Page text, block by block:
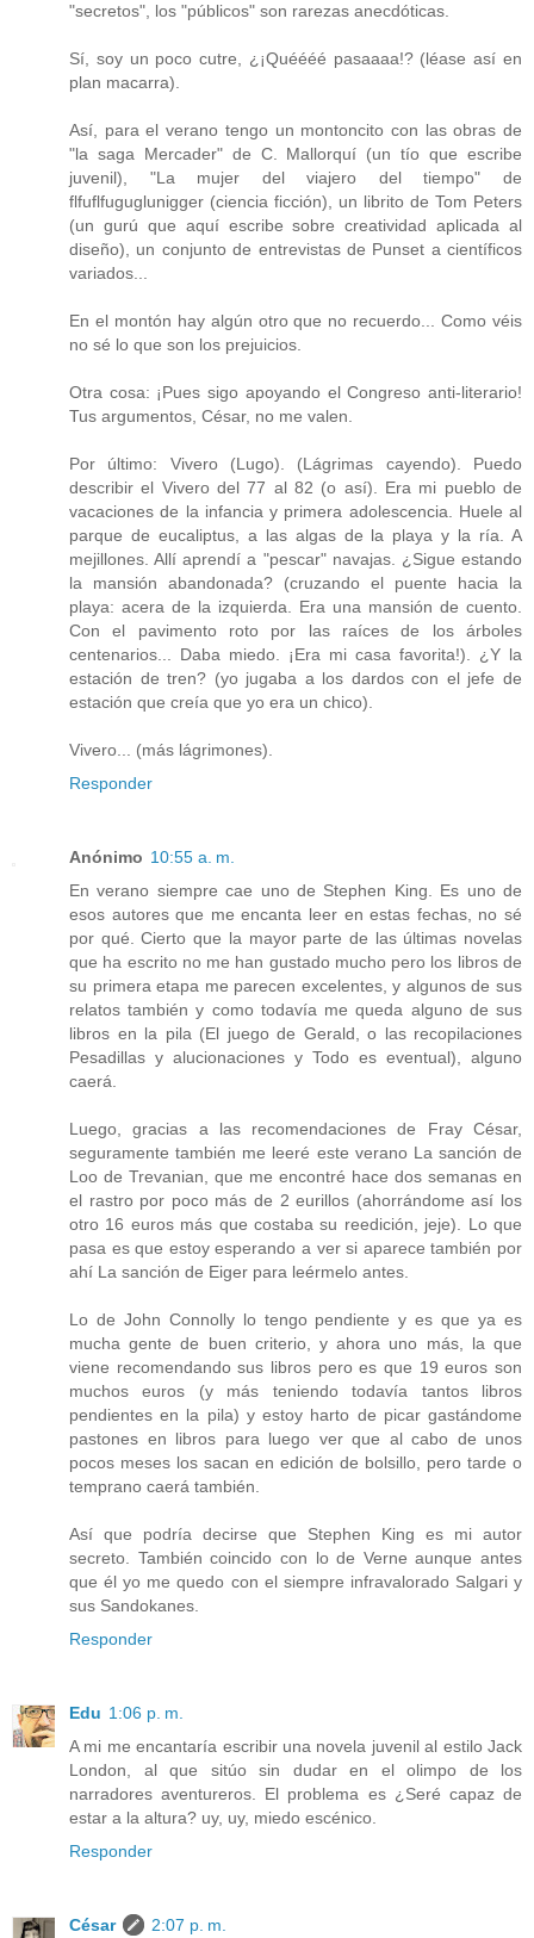
"secretos", los "públicos" son rarezas anecdóticas.
Sí, soy un poco cutre, ¿¡Quéééé pasaaaa!? (léase así en
plan macarra).
Así, para el verano tengo un montoncito con las obras de
"la saga Mercader" de C. Mallorquí (un tío que escribe
juvenil), "La mujer del viajero del tiempo" de
flfuflfuguglunigger (ciencia ficción), un librito de Tom Peters
(un gurú que aquí escribe sobre creatividad aplicada al
diseño), un conjunto de entrevistas de Punset a científicos
variados...
En el montón hay algún otro que no recuerdo... Como véis
no sé lo que son los prejuicios.
Otra cosa: ¡Pues sigo apoyando el Congreso anti-literario!
Tus argumentos, César, no me valen.
Por último: Vivero (Lugo). (Lágrimas cayendo). Puedo
describir el Vivero del 77 al 82 (o así). Era mi pueblo de
vacaciones de la infancia y primera adolescencia. Huele al
parque de eucaliptus, a las algas de la playa y la ría. A
mejillones. Allí aprendí a "pescar" navajas. ¿Sigue estando
la mansión abandonada? (cruzando el puente hacia la
playa: acera de la izquierda. Era una mansión de cuento.
Con el pavimento roto por las raíces de los árboles
centenarios... Daba miedo. ¡Era mi casa favorita!). ¿Y la
estación de tren? (yo jugaba a los dardos con el jefe de
estación que creía que yo era un chico).
Vivero... (más lágrimones).
Responder
Anónimo 10:55 a. m.
En verano siempre cae uno de Stephen King. Es uno de
esos autores que me encanta leer en estas fechas, no sé
por qué. Cierto que la mayor parte de las últimas novelas
que ha escrito no me han gustado mucho pero los libros de
su primera etapa me parecen excelentes, y algunos de sus
relatos también y como todavía me queda alguno de sus
libros en la pila (El juego de Gerald, o las recopilaciones
Pesadillas y alucionaciones y Todo es eventual), alguno
caerá.
Luego, gracias a las recomendaciones de Fray César,
seguramente también me leeré este verano La sanción de
Loo de Trevanian, que me encontré hace dos semanas en
el rastro por poco más de 2 eurillos (ahorrándome así los
otro 16 euros más que costaba su reedición, jeje). Lo que
pasa es que estoy esperando a ver si aparece también por
ahí La sanción de Eiger para leérmelo antes.
Lo de John Connolly lo tengo pendiente y es que ya es
mucha gente de buen criterio, y ahora uno más, la que
viene recomendando sus libros pero es que 19 euros son
muchos euros (y más teniendo todavía tantos libros
pendientes en la pila) y estoy harto de picar gastándome
pastones en libros para luego ver que al cabo de unos
pocos meses los sacan en edición de bolsillo, pero tarde o
temprano caerá también.
Así que podría decirse que Stephen King es mi autor
secreto. También coincido con lo de Verne aunque antes
que él yo me quedo con el siempre infravalorado Salgari y
sus Sandokanes.
Responder
Edu 1:06 p. m.
A mi me encantaría escribir una novela juvenil al estilo Jack
London, al que sitúo sin dudar en el olimpo de los
narradores aventureros. El problema es ¿Seré capaz de
estar a la altura? uy, uy, miedo escénico.
Responder
César 2:07 p. m.